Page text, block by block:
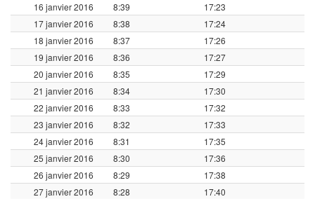
16 janvier 2016
8:39
17:23
17 janvier 2016
8:38
17:24
18 janvier 2016
8:37
17:26
19 janvier 2016
8:36
17:27
20 janvier 2016
8:35
17:29
21 janvier 2016
8:34
17:30
22 janvier 2016
8:33
17:32
23 janvier 2016
8:32
17:33
24 janvier 2016
8:31
17:35
25 janvier 2016
8:30
17:36
26 janvier 2016
8:29
17:38
27 janvier 2016
8:28
17:40